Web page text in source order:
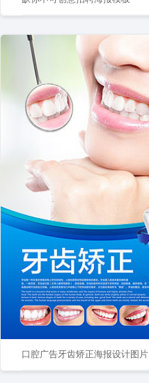
口腔广告牙齿矫正海报设计图片